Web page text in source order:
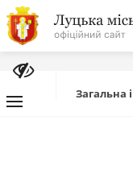
На
головну
Загальна